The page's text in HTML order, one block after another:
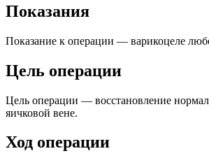
Показания
Показание к операции — варикоцеле
Цель операции
Цель операции — восстановление
яичковой вене.
Ход операции